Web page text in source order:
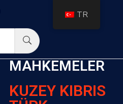
MAHKEMELER
KUZEY KIBRIS
TR